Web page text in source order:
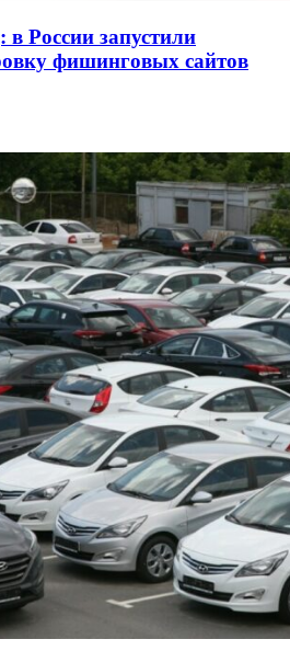
России запустили
фишинговых сайтов